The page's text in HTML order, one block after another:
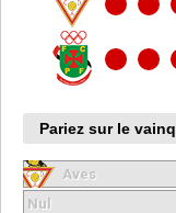
Pariez sur le
Aves
Nul